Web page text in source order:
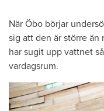
När Öbo börjar
sig att den är större
har sugit upp vattnet
vardagsrum.